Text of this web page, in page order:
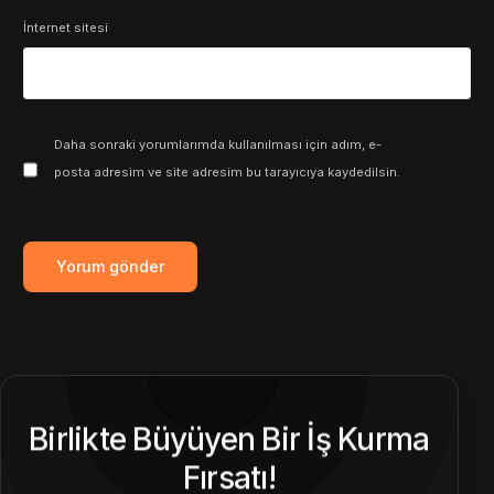
İnternet sitesi
Daha sonraki yorumlarımda kullanılması için adım, e-
posta adresim ve site adresim bu tarayıcıya kaydedilsin.
Birlikte Büyüyen Bir İş Kurma
Fırsatı!